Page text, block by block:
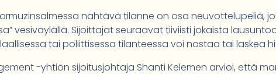
nähtävä tilanne on osa neuvottelupeliä,
vesiväylällä. Sijoittajat seuraavat tiiviisti jokaista
tai poliittisessa tilanteessa voi nostaa tai laskea
-yhtiön sijoitusjohtaja Shanti Kelemen arvioi, että